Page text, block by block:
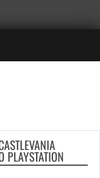
PLAYSTATION